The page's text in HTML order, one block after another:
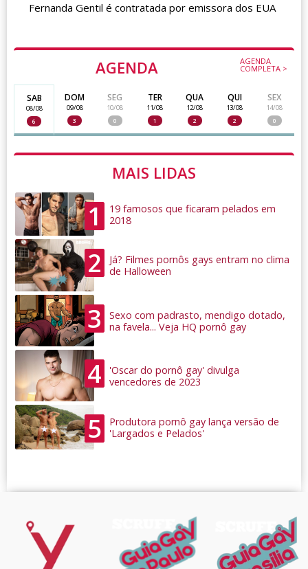
AGENDA AGENDA
COMPLETA >
SAB
08/08
6
DOM
09/08
3
SEG
10/08
0
TER
11/08
1
QUA
12/08
2
QUI
13/08
2
SEX
14/08
0
MAIS LIDAS
1
19 famosos que ficaram pelados em
2018
2
Já? Filmes pornôs gays entram no clima
de Halloween
3
Sexo com padrasto, mendigo dotado,
na favela... Veja HQ pornô gay
4
'Oscar do pornô gay' divulga
vencedores de 2023
5
Produtora pornô gay lança versão de
'Largados e Pelados'
Fernanda Gentil é contratada por emissora dos EUA